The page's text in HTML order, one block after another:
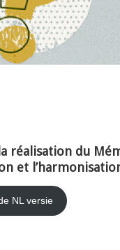
réalisation du
et
NL versie